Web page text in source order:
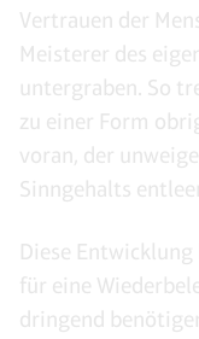
Vertrauen der
Meisterer des
untergraben. So
zu einer Form
voran, der
Sinngehalts
Diese
für eine
dringend